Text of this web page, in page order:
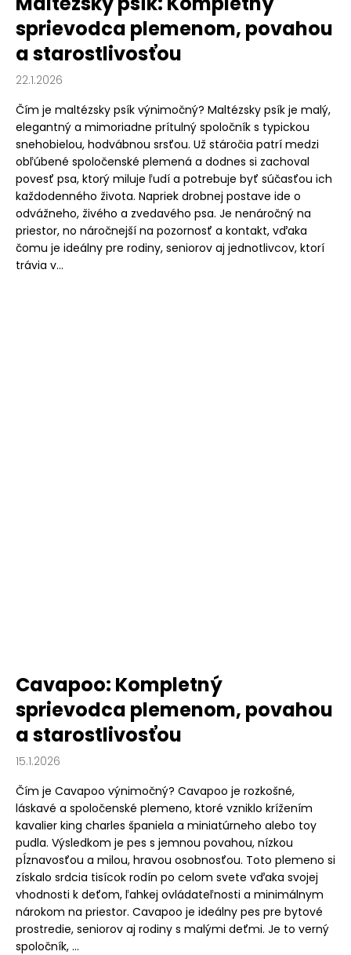
sprievodca plemenom, povahou
a starostlivosťou
22.1.2026
Čím je maltézsky psík výnimočný? Maltézsky psík je malý,
elegantný a mimoriadne prítulný spoločník s typickou
snehobielou, hodvábnou srsťou. Už stáročia patrí medzi
obľúbené spoločenské plemená a dodnes si zachoval
povesť psa, ktorý miluje ľudí a potrebuje byť súčasťou ich
každodenného života. Napriek drobnej postave ide o
odvážneho, živého a zvedavého psa. Je nenáročný na
priestor, no náročnejší na pozornosť a kontakt, vďaka
čomu je ideálny pre rodiny, seniorov aj jednotlivcov, ktorí
trávia v...
Cavapoo: Kompletný
sprievodca plemenom, povahou
a starostlivosťou
15.1.2026
Čím je Cavapoo výnimočný? Cavapoo je rozkošné,
láskavé a spoločenské plemeno, ktoré vzniklo krížením
kavalier king charles španiela a miniatúrneho alebo toy
pudla. Výsledkom je pes s jemnou povahou, nízkou
pĺznavosťou a milou, hravou osobnosťou. Toto plemeno si
získalo srdcia tisícok rodín po celom svete vďaka svojej
vhodnosti k deťom, ľahkej ovládateľnosti a minimálnym
nárokom na priestor. Cavapoo je ideálny pes pre bytové
prostredie, seniorov aj rodiny s malými deťmi. Je to verný
spoločník, ...